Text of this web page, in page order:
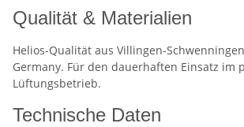
Qualität & Materialien
Helios-Qualität aus Villingen-
Germany. Für den dauerhaften Einsatz im
Lüftungsbetrieb.
Technische Daten